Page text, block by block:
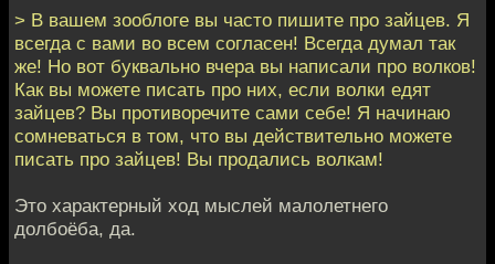
> В вашем зооблоге вы часто пишите про зайцев. Я
всегда с вами во всем согласен! Всегда думал так
же! Но вот буквально вчера вы написали про волков!
Как вы можете писать про них, если волки едят
зайцев? Вы противоречите сами себе! Я начинаю
сомневаться в том, что вы действительно можете
писать про зайцев! Вы продались волкам!
Это характерный ход мыслей малолетнего
долбоёба, да.